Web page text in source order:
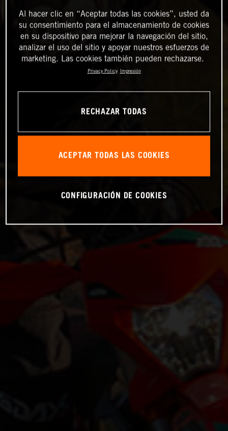
Al hacer clic en “Aceptar todas las cookies”, usted da
su consentimiento para el almacenamiento de cookies
en su dispositivo para mejorar la navegación del sitio,
analizar el uso del sitio y apoyar nuestros esfuerzos de
marketing. Las cookies también pueden rechazarse.
Privacy Policy Impresión
RECHAZAR TODAS
ACEPTAR TODAS LAS COOKIES
CONFIGURACIÓN DE COOKIES